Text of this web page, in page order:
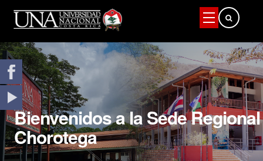
Bienvenidos a la Sede Regional
Chorotega